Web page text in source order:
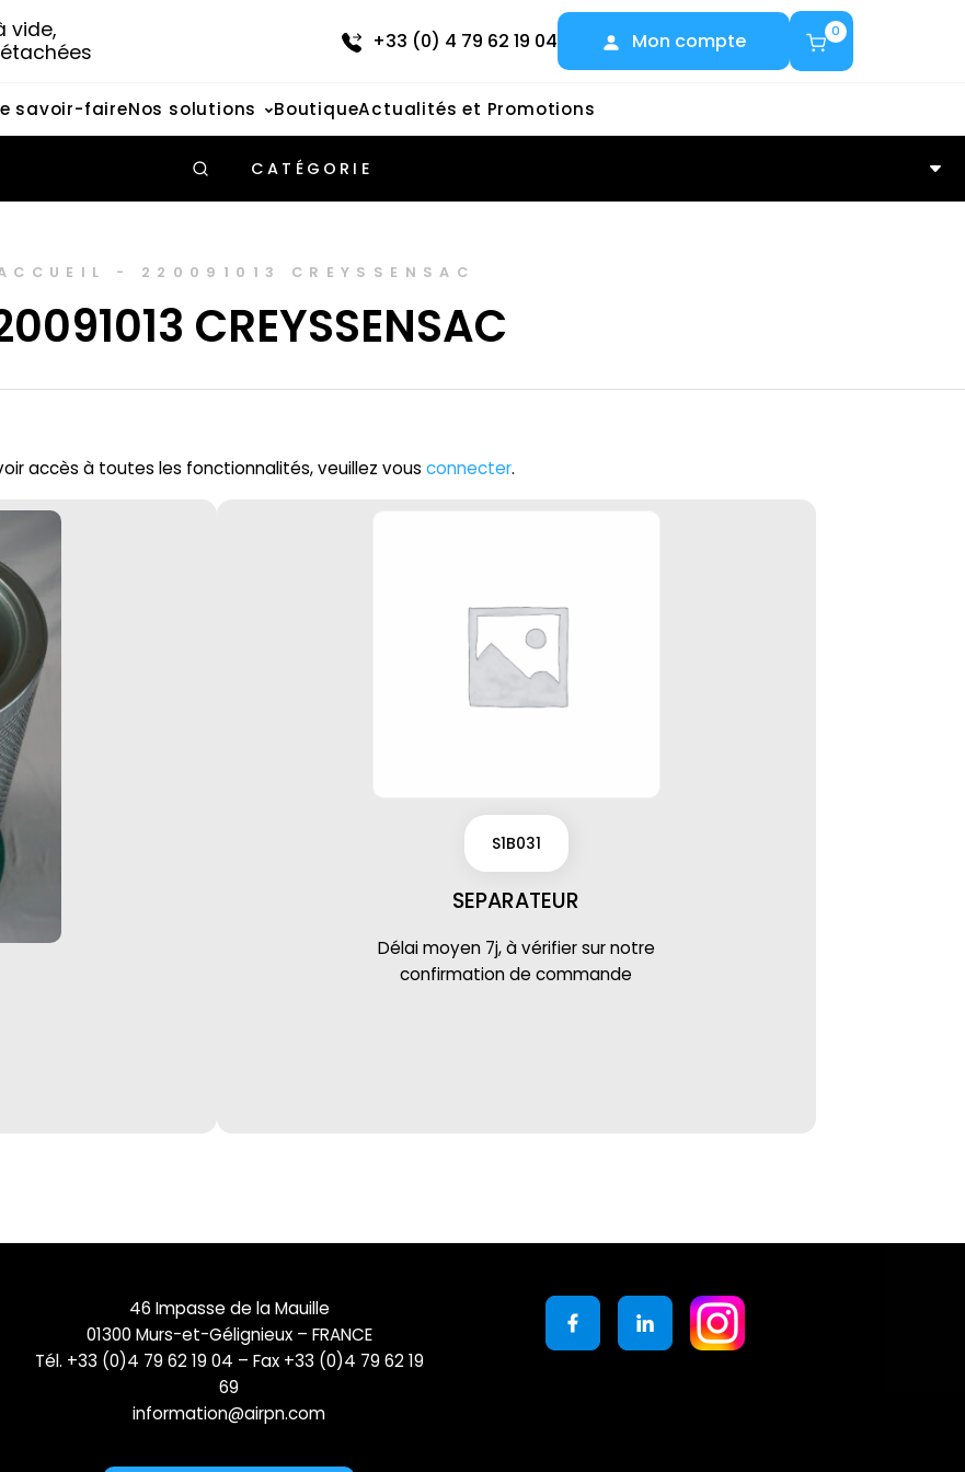
vide,
+33 (0) 4 79 62 19 04 Mon compte 0
savoir-faireNos solutions BoutiqueActualités et Promotions
CATÉGORIE
- 220091013 CREYSSENSAC
CREYSSENSAC
accès à toutes les fonctionnalités, veuillez vous connecter.
S1B031
SEPARATEUR
Délai moyen 7j, à vérifier sur notre
confirmation de commande
46 Impasse de la Mauille
01300 Murs-et-Gélignieux – FRANCE
Tél. +33 (0)4 79 62 19 04 – Fax +33 (0)4 79 62 19
69
information@airpn.com